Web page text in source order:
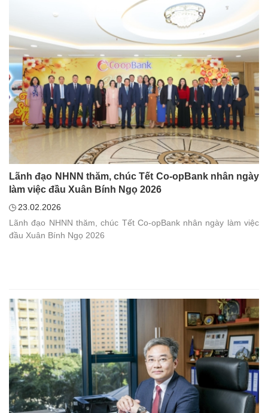
Lãnh đạo NHNN thăm, chúc Tết Co-opBank nhân ngày
làm việc đầu Xuân Bính Ngọ 2026
23.02.2026
Lãnh đạo NHNN thăm, chúc Tết Co-opBank nhân ngày làm việc
đầu Xuân Bính Ngọ 2026